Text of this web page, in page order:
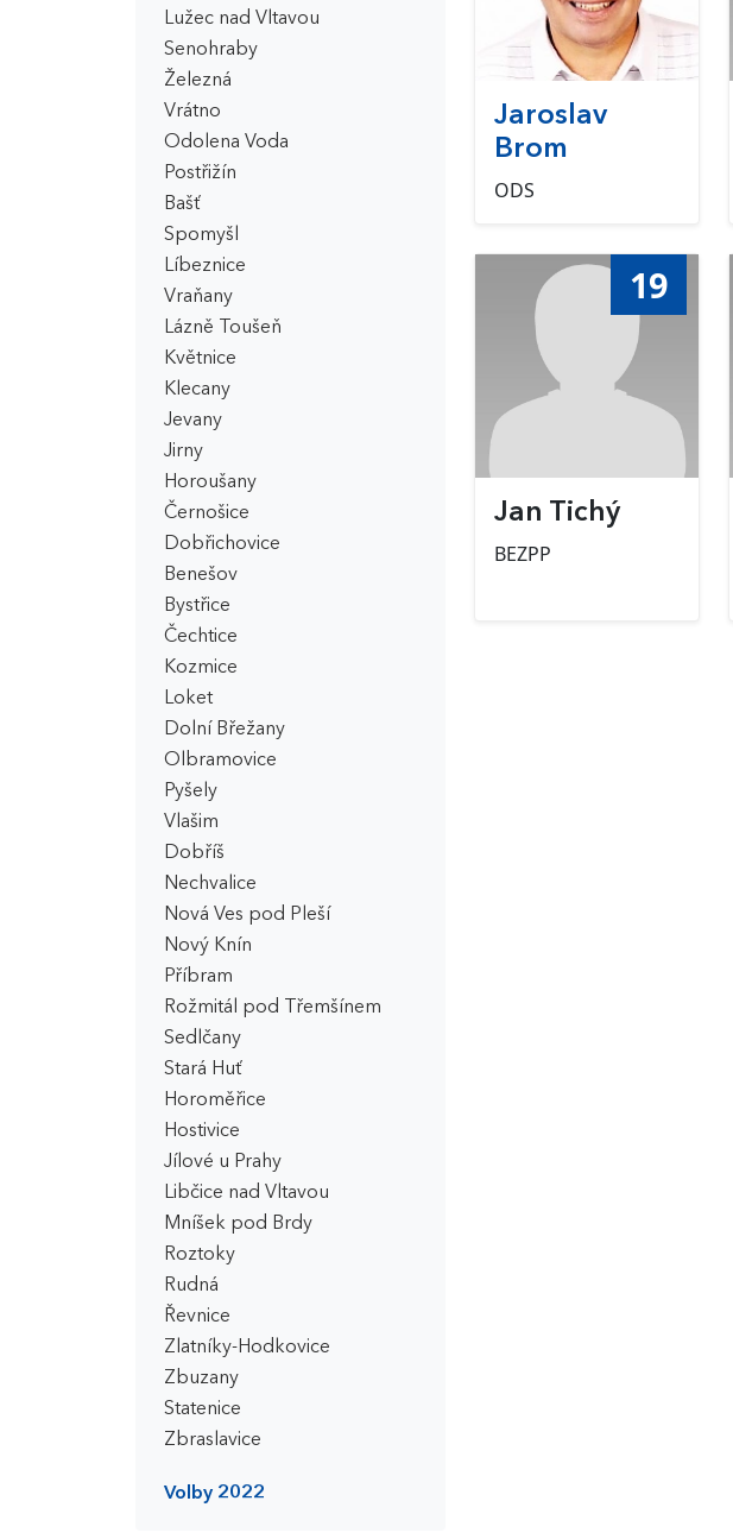
Lužec nad Vltavou
Senohraby
Železná
Vrátno
Odolena Voda
Postřižín
Bašť
Spomyšl
Líbeznice
Vraňany
Lázně Toušeň
Květnice
Klecany
Jevany
Jirny
Horoušany
Černošice
Dobřichovice
Benešov
Bystřice
Čechtice
Kozmice
Loket
Dolní Břežany
Olbramovice
Pyšely
Vlašim
Dobříš
Nechvalice
Nová Ves pod Pleší
Nový Knín
Příbram
Rožmitál pod Třemšínem
Sedlčany
Stará Huť
Horoměřice
Hostivice
Jílové u Prahy
Libčice nad Vltavou
Mníšek pod Brdy
Roztoky
Rudná
Řevnice
Zlatníky-Hodkovice
Zbuzany
Statenice
Zbraslavice
Volby 2022
Jaroslav
Brom
ODS
19
Jan Tichý
BEZPP